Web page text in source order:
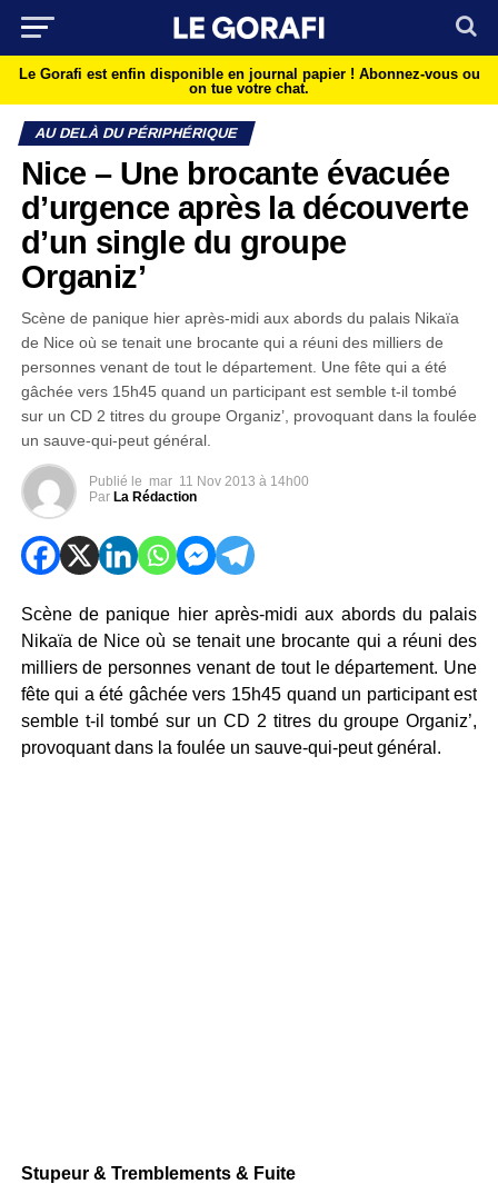
Le Gorafi est enfin disponible en journal papier ! Abonnez-vous ou
on tue votre chat.
AU DELÀ DU PÉRIPHÉRIQUE
Nice – Une brocante évacuée
d’urgence après la découverte
d’un single du groupe
Organiz’
Scène de panique hier après-midi aux abords du palais Nikaïa
de Nice où se tenait une brocante qui a réuni des milliers de
personnes venant de tout le département. Une fête qui a été
gâchée vers 15h45 quand un participant est semble t-il tombé
sur un CD 2 titres du groupe Organiz’, provoquant dans la foulée
un sauve-qui-peut général.
Publié le mar 11 Nov 2013 à 14h00
Par La Rédaction
Scène de panique hier après-midi aux abords du palais
Nikaïa de Nice où se tenait une brocante qui a réuni des
milliers de personnes venant de tout le département. Une
fête qui a été gâchée vers 15h45 quand un participant est
semble t-il tombé sur un CD 2 titres du groupe Organiz’,
provoquant dans la foulée un sauve-qui-peut général.
Stupeur & Tremblements & Fuite